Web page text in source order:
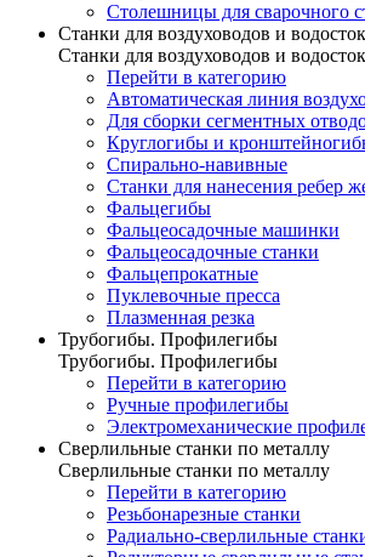
Столешницы для сварочного
Станки для воздуховодов и
Станки для воздуховодов и
Перейти в категорию
Автоматическая линия
Для сборки сегментных
Круглогибы и
Спирально-навивные
Станки для нанесения ребер
Фальцегибы
Фальцеосадочные машинки
Фальцеосадочные станки
Фальцепрокатные
Пуклевочные пресса
Плазменная резка
Трубогибы. Профилегибы
Трубогибы. Профилегибы
Перейти в категорию
Ручные профилегибы
Электромеханические
Сверлильные станки по металлу
Сверлильные станки по металлу
Перейти в категорию
Резьбонарезные станки
Радиально-сверлильные